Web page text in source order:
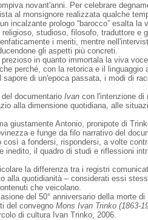
novant'anni. Per celebrare
al monsignore realizzata qualche
incalzante prologo “barocco” esalta la
studioso, filosofo, traduttore e
i meriti, mentre
gli aspetti più concreti.
in quanto immortala la viva
perché, con la retorica e il linguaggio
di un'epoca passata, i modi di
documentario Ivan con l'intenzione di
alla dimensione quotidiana, alle
giustamente Antonio, pronipote di
e funge da filo narrativo del
a fondersi, rispondersi, a volte
inedito, il quadro di studi e riflessioni
la differenza tra i registri
alla quotidianità – considerati essi
che veicolano.
del 50° anniversario della morte
del convegno Mons Ivan Trinko (1863-
di cultura Ivan Trinko, 2006.